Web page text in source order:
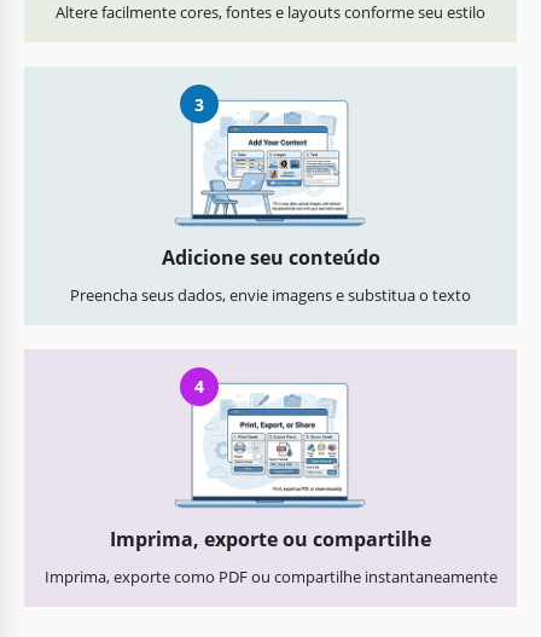
Altere facilmente cores, fontes e layouts conforme seu estilo
3
Adicione seu conteúdo
Preencha seus dados, envie imagens e substitua o texto
4
Imprima, exporte ou compartilhe
Imprima, exporte como PDF ou compartilhe instantaneamente